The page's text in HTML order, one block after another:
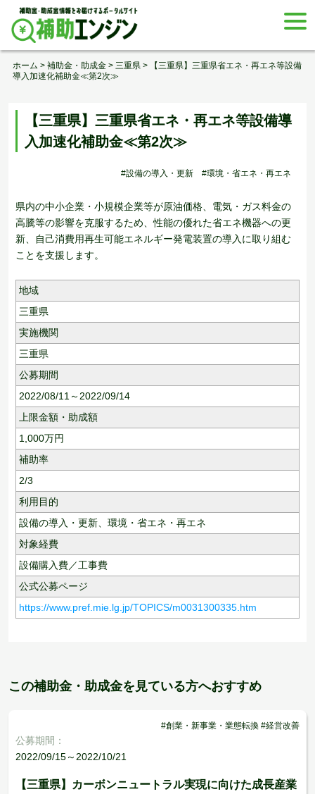
Skip
content
ホーム > 補助金・助成金 > 三重県 >
【三重県】三重県省エネ・再エネ等設備
導入加速化補助金≪第2次≫
【三重県】三重県省エネ・再エネ等設備導
入加速化補助金≪第2次≫
#設備の導入・更新 #環境・省エネ・再エネ
県内の中小企業・小規模企業等が原油価格、電気・ガス料金の
高騰等の影響を克服するため、性能の優れた省エネ機器への更
新、自己消費用再生可能エネルギー発電装置の導入に取り組む
ことを支援します。
地域
三重県
実施機関
三重県
公募期間
2022/08/11～2022/09/14
上限金額・助成額
1,000万円
補助率
2/3
利用目的
設備の導入・更新、 環境・省エネ・再エネ
対象経費
設備購入費／工事費
公式公募ページ
https://www.pref.mie.lg.jp/TOPICS/m0031300335.htm
この補助金・助成金を見ている方へおすすめ
#創業・新事業・業態転換 #経営改善
公募期間：
2022/09/15～2022/10/21
【三重県】カーボンニュートラル実現に向けた成長産業